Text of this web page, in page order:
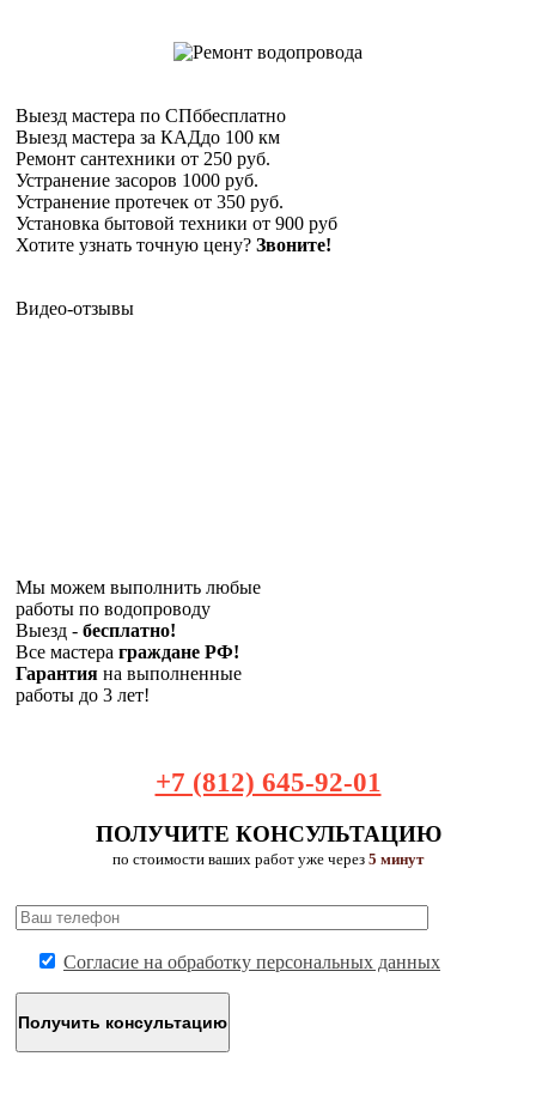
Выезд мастера по СПббесплатно
Выезд мастера за КАДдо 100 км
Ремонт сантехники от 250 руб.
Устранение засоров 1000 руб.
Устранение протечек от 350 руб.
Установка бытовой техники от 900 руб
Хотите узнать точную цену? Звоните!
Видео-отзывы
Мы можем выполнить любые
работы по водопроводу
Выезд - бесплатно!
Все мастера граждане РФ!
Гарантия на выполненные
работы до 3 лет!
+7 (812) 645-92-01
ПОЛУЧИТЕ КОНСУЛЬТАЦИЮ
по стоимости ваших работ уже через 5 минут
Согласие на обработку персональных данных